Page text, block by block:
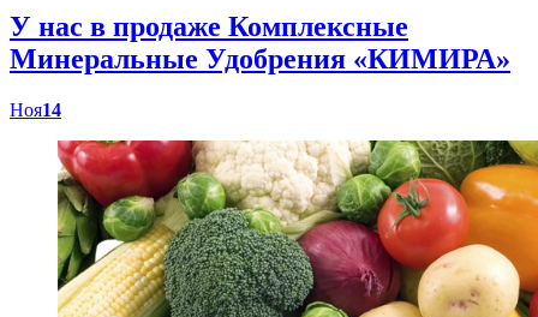
У нас в продаже Комплексные
Минеральные Удобрения «КИМИРА»
Ноя14